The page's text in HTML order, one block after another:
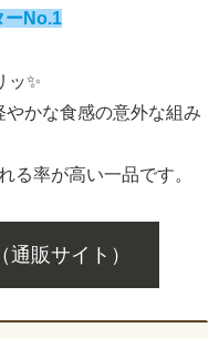
ーNo.1
ッ✨️
かな食感の意外な組み
る率が高い一品です。
販サイト）